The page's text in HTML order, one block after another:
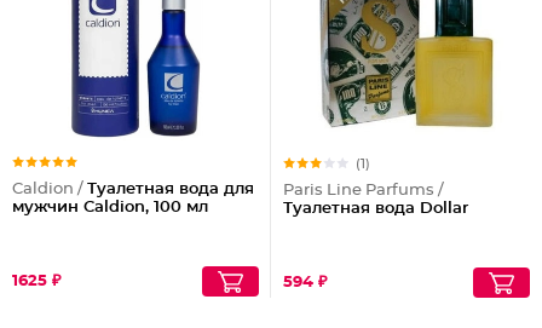
Caldion / Туалетная вода для
мужчин Caldion, 100 мл
1625 ₽
(1)
Paris Line Parfums /
Туалетная вода Dollar
594 ₽